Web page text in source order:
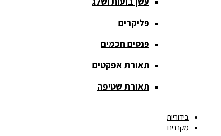
מסך הקרנה
roll up
מסך הקרנה
חצובה
פליקרים
פנסים חכמים
תאורת אפקטים
תאורת שטיפה
בידוריות
מקרנים